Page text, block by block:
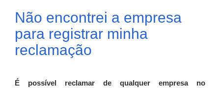
Não encontrei a empresa
para registrar minha
reclamação
É possível reclamar de qualquer empresa no